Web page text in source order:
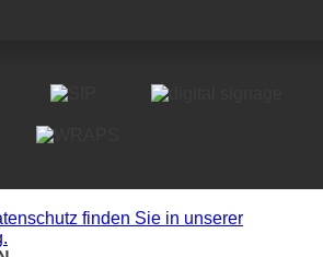
finden Sie in unserer